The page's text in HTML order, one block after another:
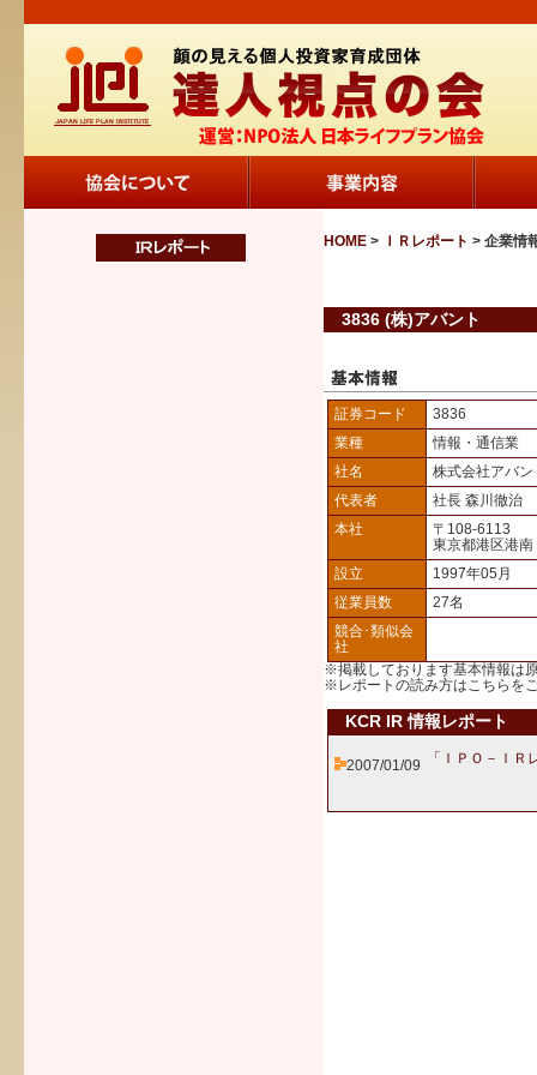
HOME > ＩＲレポート > 企業情
3836 (株)アバント
証券コード
3836
業種
情報・通信業
社名
株式会社アバ
代表者
社長 森川徹治
本社
〒108-6113
東京都港区港
設立
1997年05月
従業員数
27名
競合･類似会
社
※掲載しております基本情報は
※レポートの読み方はこちら を
KCR IR 情報レポート
2007/01/09 「ＩＰＯ－Ｉ